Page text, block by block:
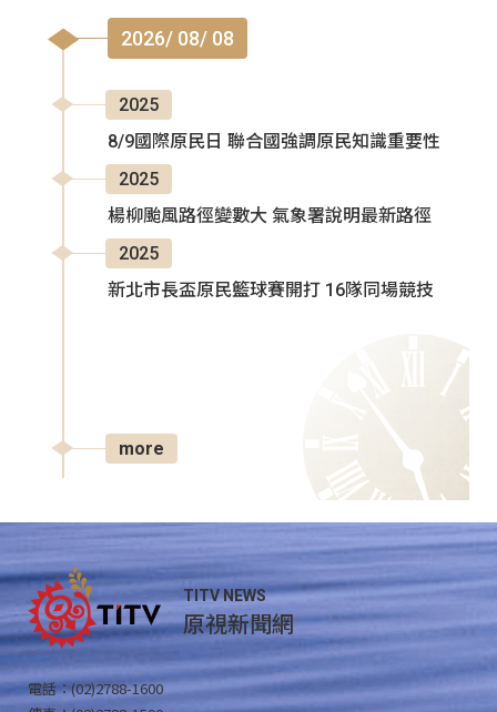
2026/ 08/ 08
2025
8/9國際原民日 聯合國強調原民知識重要性
2025
楊柳颱風路徑變數大 氣象署說明最新路徑
2025
新北市長盃原民籃球賽開打 16隊同場競技
more
TITV NEWS
原視新聞網
電話：(02)2788-1600